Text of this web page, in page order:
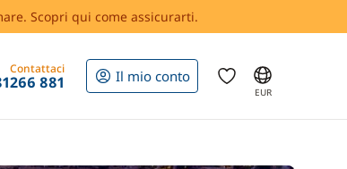
Scopri qui come assicurarti.
Contattaci
881 Il mio conto
EUR